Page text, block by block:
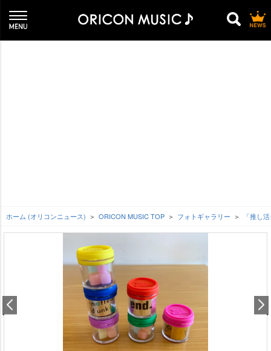
ホーム (オリコンニュース) ORICON MUSIC TOP フォトギャラリー 「推し